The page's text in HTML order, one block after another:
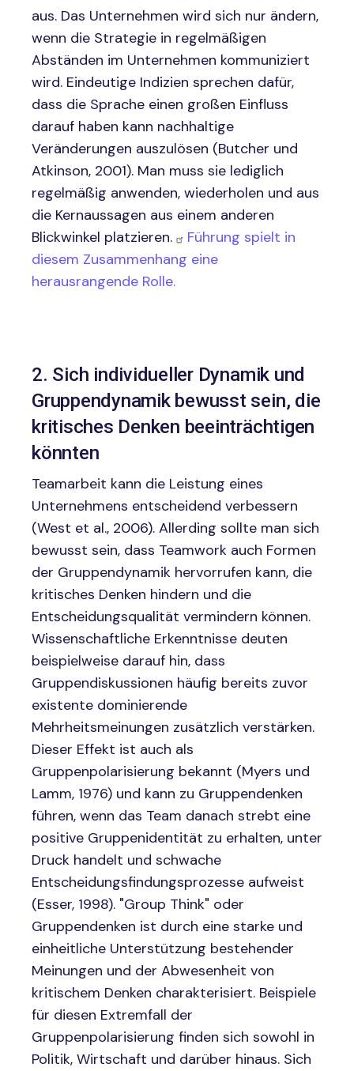
aus. Das Unternehmen wird sich nur ändern,
wenn die Strategie in regelmäßigen
Abständen im Unternehmen kommuniziert
wird. Eindeutige Indizien sprechen dafür,
dass die Sprache einen großen Einfluss
darauf haben kann nachhaltige
Veränderungen auszulösen (Butcher und
Atkinson, 2001). Man muss sie lediglich
regelmäßig anwenden, wiederholen und aus
die Kernaussagen aus einem anderen
Blickwinkel platzieren.
Führung spielt in
diesem Zusammenhang eine
herausrangende Rolle.
2. Sich individueller Dynamik und
Gruppendynamik bewusst sein, die
kritisches Denken beeinträchtigen
könnten
Teamarbeit kann die Leistung eines
Unternehmens entscheidend verbessern
(West et al., 2006). Allerding sollte man sich
bewusst sein, dass Teamwork auch Formen
der Gruppendynamik hervorrufen kann, die
kritisches Denken hindern und die
Entscheidungsqualität vermindern können.
Wissenschaftliche Erkenntnisse deuten
beispielweise darauf hin, dass
Gruppendiskussionen häufig bereits zuvor
existente dominierende
Mehrheitsmeinungen zusätzlich verstärken.
Dieser Effekt ist auch als
Gruppenpolarisierung bekannt (Myers und
Lamm, 1976) und kann zu Gruppendenken
führen, wenn das Team danach strebt eine
positive Gruppenidentität zu erhalten, unter
Druck handelt und schwache
Entscheidungsfindungsprozesse aufweist
(Esser, 1998). "Group Think" oder
Gruppendenken ist durch eine starke und
einheitliche Unterstützung bestehender
Meinungen und der Abwesenheit von
kritischem Denken charakterisiert. Beispiele
für diesen Extremfall der
Gruppenpolarisierung finden sich sowohl in
Politik, Wirtschaft und darüber hinaus. Sich